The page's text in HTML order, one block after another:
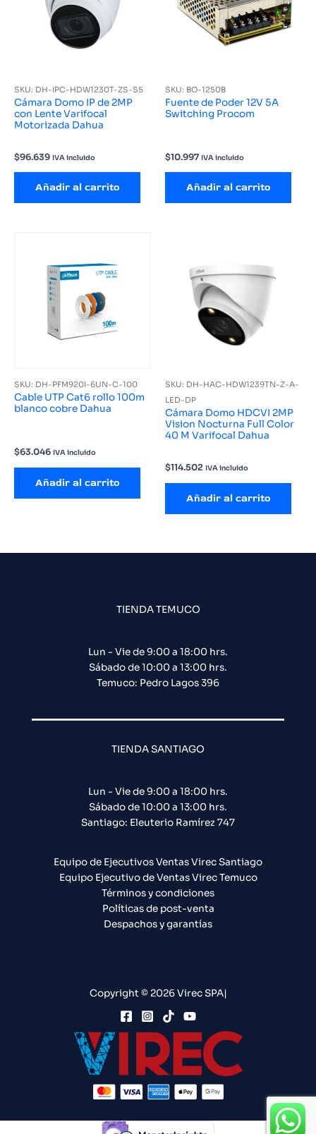
SKU: DH-IPC-HDW1230T-ZS-S5
Cámara Domo IP de 2MP
con Lente Varifocal
Motorizada Dahua
$96.639 IVA incluido
Añadir al carrito
SKU: BO-1250B
Fuente de Poder 12V 5A
Switching Procom
$10.997 IVA incluido
Añadir al carrito
SKU: DH-PFM920I-6UN-C-100
Cable UTP Cat6 rollo 100m
blanco cobre Dahua
$63.046 IVA incluido
Añadir al carrito
SKU: DH-HAC-HDW1239TN-Z-A-
LED-DP
Cámara Domo HDCVI 2MP
Vision Nocturna Full Color
40 M Varifocal Dahua
$114.502 IVA incluido
Añadir al carrito
TIENDA TEMUCO
Lun - Vie de 9:00 a 18:00 hrs.
Sábado de 10:00 a 13:00 hrs.
Temuco: Pedro Lagos 396
TIENDA SANTIAGO
Lun - Vie de 9:00 a 18:00 hrs.
Sábado de 10:00 a 13:00 hrs.
Santiago: Eleuterio Ramírez 747​
Equipo de Ejecutivos Ventas Virec Santiago
Equipo Ejecutivo de Ventas Virec Temuco
Términos y condiciones
Políticas de post-venta
Despachos y garantías
Copyright © 2026 Virec SPA|